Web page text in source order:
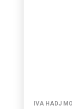
IVA HADJ